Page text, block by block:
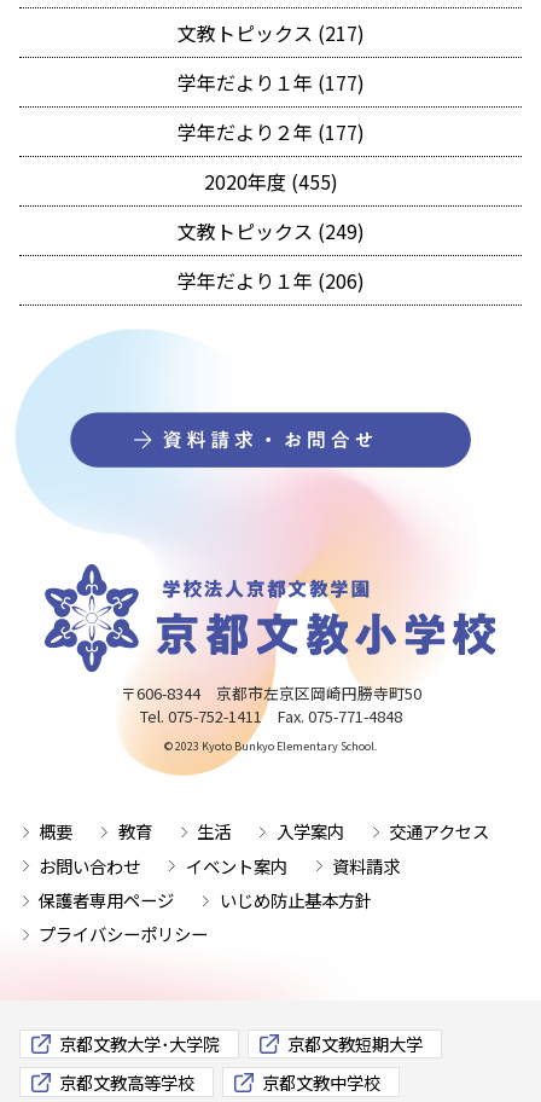
文教トピックス (217)
学年だより１年 (177)
学年だより２年 (177)
2020年度 (455)
文教トピックス (249)
学年だより１年 (206)
〒606-8344 京都市左京区岡崎円勝寺町50
Tel. 075-752-1411 Fax. 075-771-4848
© 2023 Kyoto Bunkyo Elementary School.
概要 教育 生活 入学案内
交通アクセス
お問い合わせ
イベント案内
資料請求
保護者専用ページ
いじめ防止基本方針
プライバシーポリシー
京都文教大学･大学院
京都文教短期大学
京都文教高等学校
京都文教中学校